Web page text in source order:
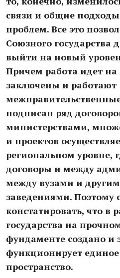
связи и общие
проблем. Все это
Союзного государства
выйти на новый
Причем работа идет на
заключены и работают
подписан ряд
министерствами,
и проектов
региональном уровне,
договоры и между
между вузами и
заведениями. Поэтому
констатировать, что в
государства на
фундаменте создано и
функционирует единое
пространство.